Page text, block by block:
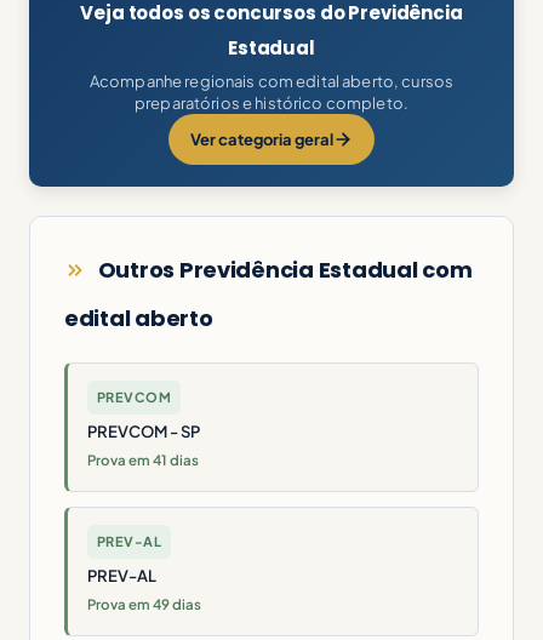
Veja todos os concursos do Previdência
Estadual
Acompanhe regionais com edital aberto, cursos
preparatórios e histórico completo.
Ver categoria geral
Outros Previdência Estadual com
edital aberto
PREVCOM
PREVCOM - SP
Prova em 41 dias
PREV-AL
PREV-AL
Prova em 49 dias